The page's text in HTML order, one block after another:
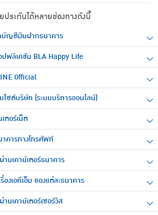
ประกันได้หลายช่องทางดังนี้
บัญชีเงินฝากธนาคาร
ปพลิเคชัน BLA Happy Life
Official
ไซต์บริษัท (ระบบบริการออนไลน์)
ตอร์เน็ต
าคารทางโทรศัพท์
านเคาน์เตอร์ธนาคาร
องเอทีเอ็ม ของแต่ละธนาคาร
านเคาน์เตอร์เซอร์วิส